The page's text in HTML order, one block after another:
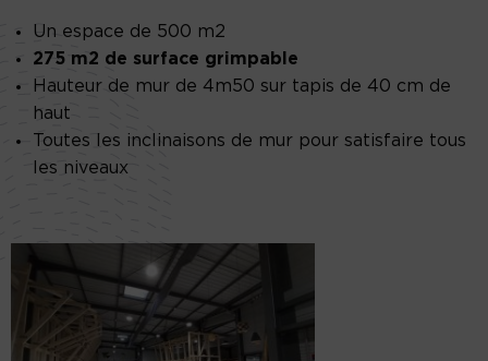
Un espace de 500 m2
275 m2 de surface grimpable
Hauteur de mur de 4m50 sur tapis de 40 cm de
haut
Toutes les inclinaisons de mur pour satisfaire tous
les niveaux